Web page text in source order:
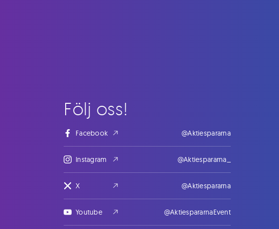
Följ oss!
Facebook @Aktiespararna
Instagram @Aktiespararna_
X @Aktiespararna
Youtube @AktiespararnaEvent